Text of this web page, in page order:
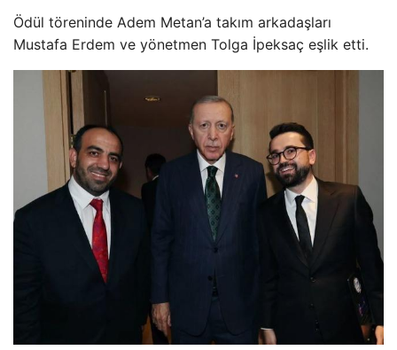
Ödül töreninde Adem Metan’a takım arkadaşları
Mustafa Erdem ve yönetmen Tolga İpeksaç eşlik etti.